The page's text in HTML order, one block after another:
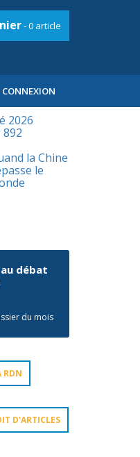
- 0 article
CONNEXION
2026
892
la Chine
le
débat
du mois
RDN
D'ARTICLES